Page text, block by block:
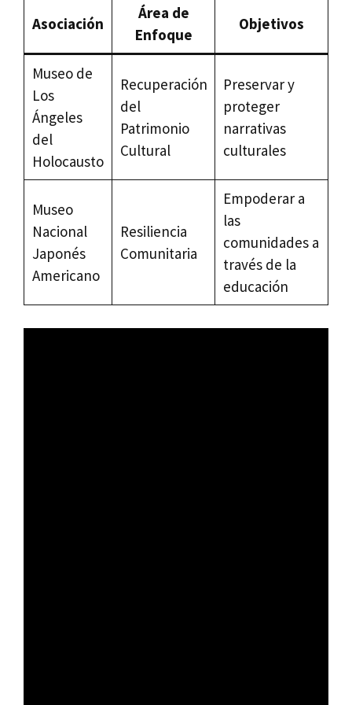
Asociación
Área de
Enfoque
Objetivos
Museo de
Los
Ángeles
del
Holocausto
Recuperación
del
Patrimonio
Cultural
Preservar y
proteger
narrativas
culturales
Museo
Nacional
Japonés
Americano
Resiliencia
Comunitaria
Empoderar a
las
comunidades a
través de la
educación